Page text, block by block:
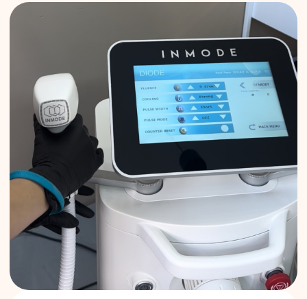
Лазерная эпиляция эффективна и безопасна
при соблюдении всех медицинских
стандартов, однако имеет ряд абсолютных и
специфических противопоказаний.
Общие медицинские противопоказания:
Онкологические заболевания любой
локализации
Сахарный диабет в стадии